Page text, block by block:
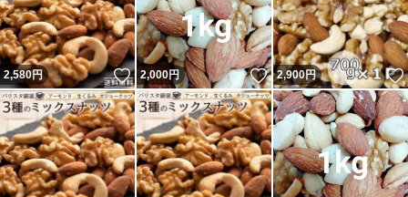
2,580円 いいね！
2,000円 いいね！
2,900円